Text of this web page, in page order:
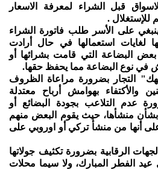
قبل الشراء لمعرفة الاسعار
للإستغلال .
على الأسر طلب فاتورة الشراء
لغايات استعمالها في حال أرادت
بعض البضاعة التي قامت بشرائها أو
في نوع البضاعة مما يحفظ حقها.
التجار بضرورة مراعاة الظروف
والأكتفاء بهوامش أرباح معتدلة
عدم التلاعب بجودة البضائع أو
منشأها، حيث يقوم البعض منهم
أنها من منشأ تركي أو اوروبي على
الرقابية بضرورة تكثيف جولاتها
عيد الفطر المبارك، ولا سيما محلات